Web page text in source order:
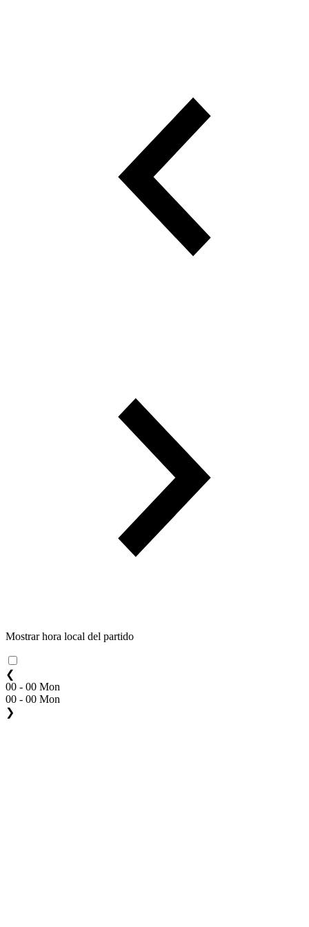
Mostrar hora local del partido
❮
00 - 00 Mon
00 - 00 Mon
❯